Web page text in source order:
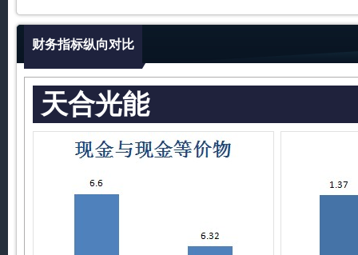
财务指标纵向对比
天合光能